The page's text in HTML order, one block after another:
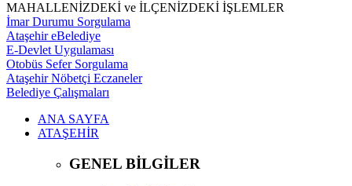
MAHALLENİZDEKİ ve İLÇENİZDEKİ İŞLEMLER
İmar Durumu Sorgulama
Ataşehir eBelediye
E-Devlet Uygulaması
Otobüs Sefer Sorgulama
Ataşehir Nöbetçi Eczaneler
Belediye Çalışmaları
ANA SAYFA
ATAŞEHİR
GENEL BİLGİLER